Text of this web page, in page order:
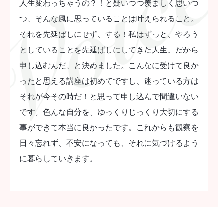
人生変わっちゃうの？！と疑いつつ羨ましく思いつ
つ、そんな風に思っていることは叶えられること。
それを先延ばしにせず、する！私はずっと、やろう
としていることを先延ばしにしてきた人生。だから
申し込むんだ、と決めました。こんなに受けて良か
ったと思える講座は初めてですし、迷っている方は
それが今その時だ！と思って申し込んで間違いない
です。色んな自分を、ゆっくりじっくり大切にする
事ができて本当に良かったです。これからも観察を
日々忘れず、不安になっても、それに気づけるよう
に暮らしていきます。